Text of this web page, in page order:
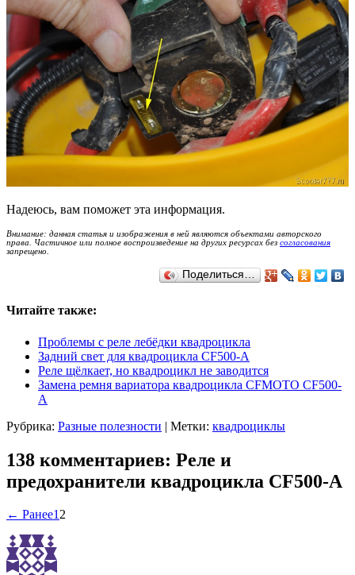
Надеюсь, вам поможет эта информация.
Внимание: данная статья и изображения в ней являются объектами авторского
права. Частичное или полное воспроизведение на других ресурсах без согласования
запрещено.
Поделиться…
Читайте также:
Проблемы с реле лебёдки квадроцикла
Задний свет для квадроцикла CF500-A
Реле щёлкает, но квадроцикл не заводится
Замена ремня вариатора квадроцикла CFMOTO CF500-
A
Рубрика: Разные полезности | Метки: квадроциклы
138 комментариев: Реле и
предохранители квадроцикла CF500-A
← Ранее12